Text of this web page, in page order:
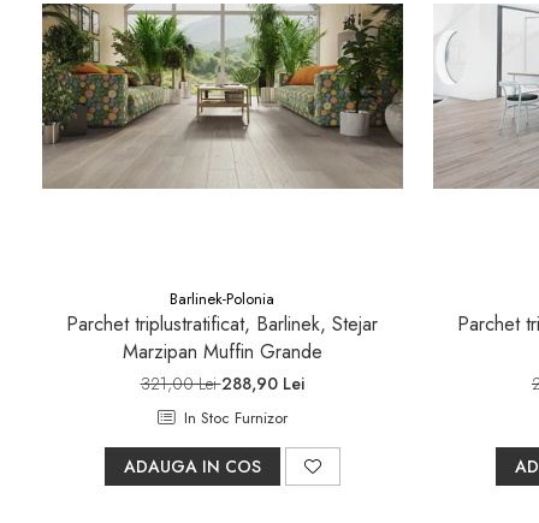
Barlinek-Polonia
Parchet triplustratificat, Barlinek, Stejar
Marzipan Muffin Grande
321,00 Lei288,90 Lei
In Stoc Furnizor
ADAUGA IN COS
Parchet